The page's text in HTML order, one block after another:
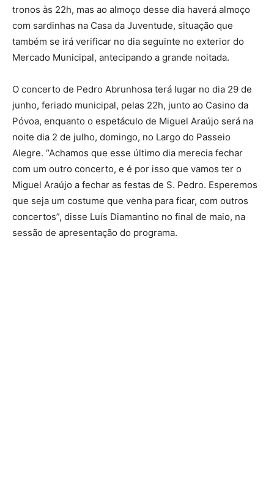
tronos às 22h, mas ao almoço desse dia haverá almoço
com sardinhas na Casa da Juventude, situação que
também se irá verificar no dia seguinte no exterior do
Mercado Municipal, antecipando a grande noitada.
O concerto de Pedro Abrunhosa terá lugar no dia 29 de
junho, feriado municipal, pelas 22h, junto ao Casino da
Póvoa, enquanto o espetáculo de Miguel Araújo será na
noite dia 2 de julho, domingo, no Largo do Passeio
Alegre. “Achamos que esse último dia merecia fechar
com um outro concerto, e é por isso que vamos ter o
Miguel Araújo a fechar as festas de S. Pedro. Esperemos
que seja um costume que venha para ficar, com outros
concertos”, disse Luís Diamantino no final de maio, na
sessão de apresentação do programa.